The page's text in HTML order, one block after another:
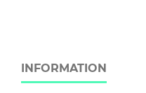
INFORMATION